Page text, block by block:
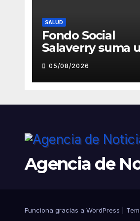
SALUD
Fondo Social
Salaverry suma
nuevo esfuerzo
para fortalecer la
atención en el
Salaverry
05/08/2026
Agencia de
Funciona gracias a WordPress